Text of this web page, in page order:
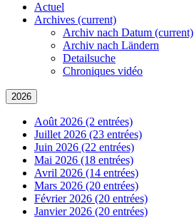
Actuel
Archives (current)
Archiv nach Datum (current)
Archiv nach Ländern
Detailsuche
Chroniques vidéo
2026
Août 2026 (2 entrées)
Juillet 2026 (23 entrées)
Juin 2026 (22 entrées)
Mai 2026 (18 entrées)
Avril 2026 (14 entrées)
Mars 2026 (20 entrées)
Février 2026 (20 entrées)
Janvier 2026 (20 entrées)